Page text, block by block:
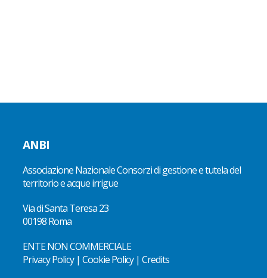
ANBI
Associazione Nazionale Consorzi di gestione e tutela del
territorio e acque irrigue
Via di Santa Teresa 23
00198 Roma
ENTE NON COMMERCIALE
Privacy Policy| Cookie Policy| Credits